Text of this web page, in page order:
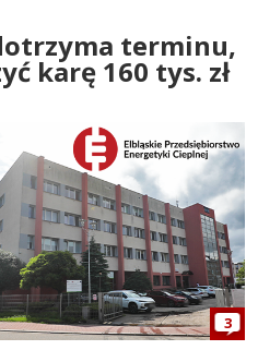
terminu,
karę 160 tys. zł
3